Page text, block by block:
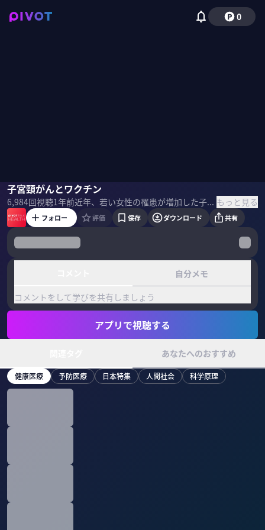
0
子宮頸がんとワクチン
6,984回視聴1年前 近年、若い女性の罹患が増加した子宮頸がん。HPVワクチンのキャッチアップ接種１回目の期限が11月28日に迫る今、子宮頸がんとそのワクチン接種の重要性について、医師の木下喬弘と子宮頸がんサバイバーの俳優・古村比呂に話を聞いた。 もっと見る
木下喬弘古村比呂野嶋紗己子
フォロー 評価 保存 ダウンロード 共有
自分メモ
コメントをして学びを共有しましょう
アプリで視聴する
あなたへのおすすめ
健康医療 予防医療 日本特集 人間社会 科学原理